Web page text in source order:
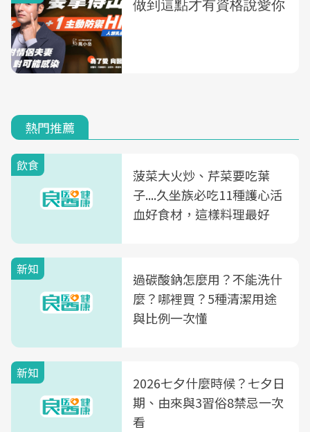
熱門推薦
飲食
菠菜大火炒、芹菜要吃葉
子....久坐族必吃11種護心活
血好食材，這樣料理最好
新知
過碳酸鈉怎麼用？不能洗什
麼？哪裡買？5種清潔用途
與比例一次懂
新知
2026七夕什麼時候？七夕日
期、由來與3習俗8禁忌一次
看